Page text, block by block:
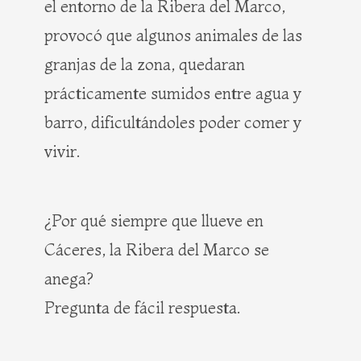
el entorno de la Ribera del Marco,
provocó que algunos animales de las
granjas de la zona, quedaran
prácticamente sumidos entre agua y
barro, dificultándoles poder comer y
vivir.
¿Por qué siempre que llueve en
Cáceres, la Ribera del Marco se
anega?
Pregunta de fácil respuesta.